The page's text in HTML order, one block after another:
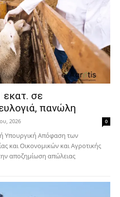
εκατ. σε
πανώλη
2026 0
Υπουργική Απόφαση των
και Οικονομικών και Αγροτικής
αποζημίωση απώλειας